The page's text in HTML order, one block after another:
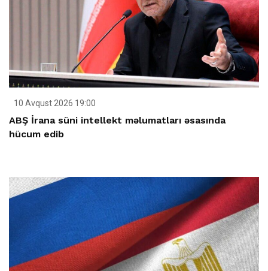
10 Avqust 2026 19:00
ABŞ İrana süni intellekt məlumatları əsasında
hücum edib